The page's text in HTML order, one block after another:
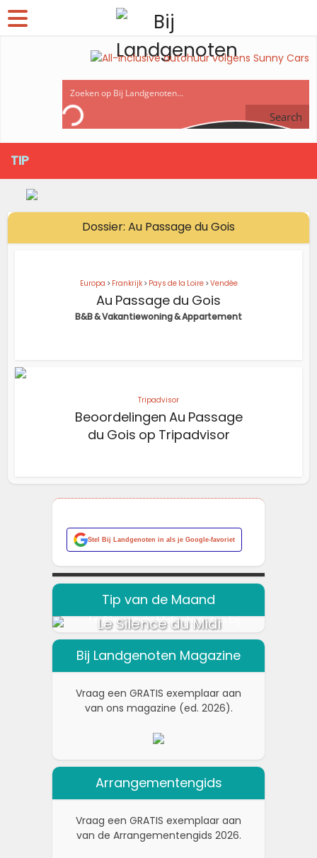
Search
TIP
Dossier: Au Passage du Gois
Europa > Frankrijk> Pays de la Loire>Vendée
Au Passage du Gois
B&B & Vakantiewoning & Appartement
Tripadvisor
Beoordelingen Au Passage
du Gois op Tripadvisor
Stel Bij Landgenoten in als je Google-favoriet
Tip van de Maand
Le Silence du Midi
Bij Landgenoten Magazine
Vraag een GRATIS exemplaar aan
van ons magazine (ed. 2026).
Arrangementengids
Vraag een GRATIS exemplaar aan
van de Arrangementengids 2026.